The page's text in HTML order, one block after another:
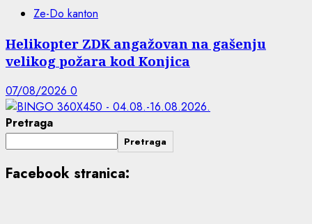
Ze-Do kanton
Helikopter ZDK angažovan na gašenju
velikog požara kod Konjica
07/08/2026 0
Pretraga
Pretraga
Facebook stranica: